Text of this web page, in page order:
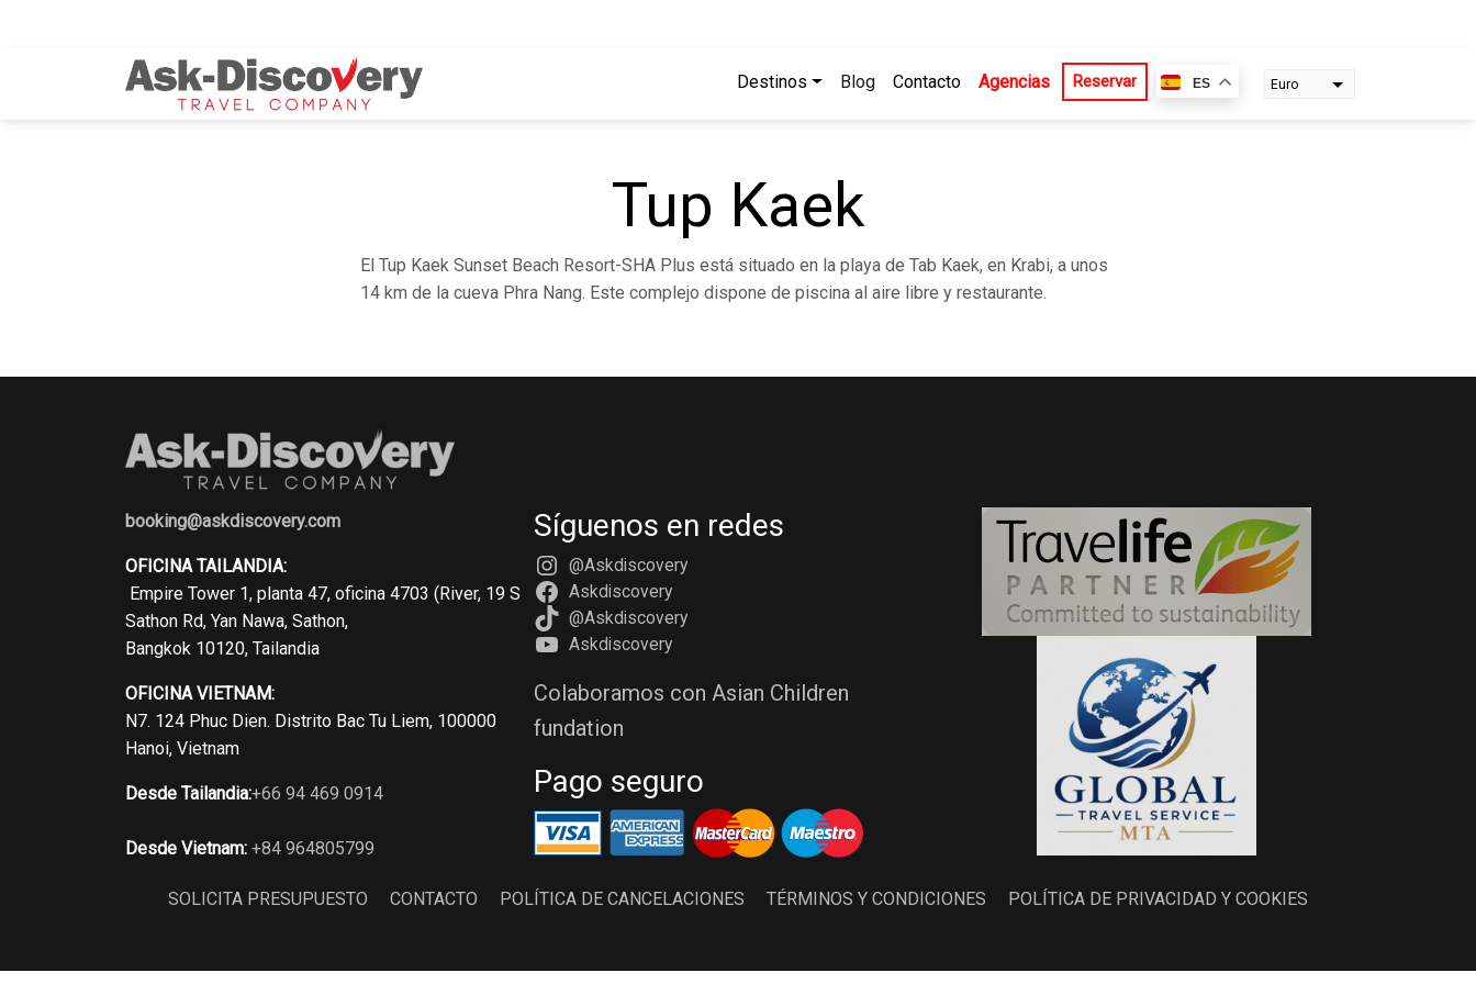
Destinos Blog Contacto Agencias Reservar ES
Euro
Tup Kaek
El Tup Kaek Sunset Beach Resort-SHA Plus está situado en la playa de Tab Kaek, en Krabi, a unos
14 km de la cueva Phra Nang. Este complejo dispone de piscina al aire libre y restaurante.
booking@askdiscovery.com
OFICINA TAILANDIA:
Empire Tower 1, planta 47, oficina 4703 (River, 19 S
Sathon Rd, Yan Nawa, Sathon,
Bangkok 10120, Tailandia
OFICINA VIETNAM:
N7. 124 Phuc Dien. Distrito Bac Tu Liem, 100000
Hanoi, Vietnam
Desde Tailandia:+66 94 469 0914
Desde Vietnam: +84 964805799
Síguenos en redes
@Askdiscovery
Askdiscovery
@Askdiscovery
Askdiscovery
Colaboramos con Asian Children
fundation
Pago seguro
SOLICITA PRESUPUESTO CONTACTO POLÍTICA DE CANCELACIONES TÉRMINOS Y CONDICIONES POLÍTICA DE PRIVACIDAD Y COOKIES